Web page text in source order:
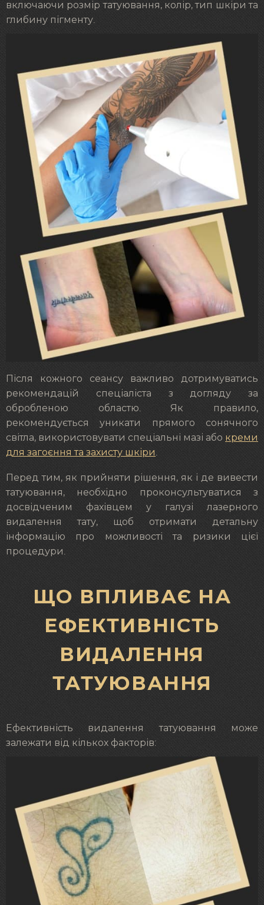
включаючи розмір татуювання, колір, тип шкіри та
глибину пігменту.
Після кожного сеансу важливо дотримуватись
рекомендацій спеціаліста з догляду за
обробленою областю. Як правило,
рекомендується уникати прямого сонячного
світла, використовувати спеціальні мазі або креми
для загоєння та захисту шкіри .
Перед тим, як прийняти рішення, як і де вивести
татуювання, необхідно проконсультуватися з
досвідченим фахівцем у галузі лазерного
видалення тату, щоб отримати детальну
інформацію про можливості та ризики цієї
процедури.
ЩО ВПЛИВАЄ НА
ЕФЕКТИВНІСТЬ
ВИДАЛЕННЯ
ТАТУЮВАННЯ
Ефективність видалення татуювання може
залежати від кількох факторів: